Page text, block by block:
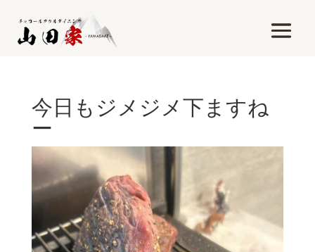
今日もジメジメ下ますね
ー